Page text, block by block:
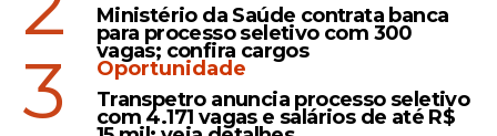
Ministério da Saúde contrata banca
para processo seletivo com 300
vagas; confira cargos
3
Oportunidade
Transpetro anuncia processo seletivo
com 4.171 vagas e salários de até R$